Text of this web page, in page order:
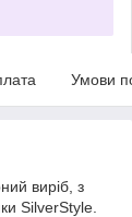
Умови
виріб, з
SilverStyle.